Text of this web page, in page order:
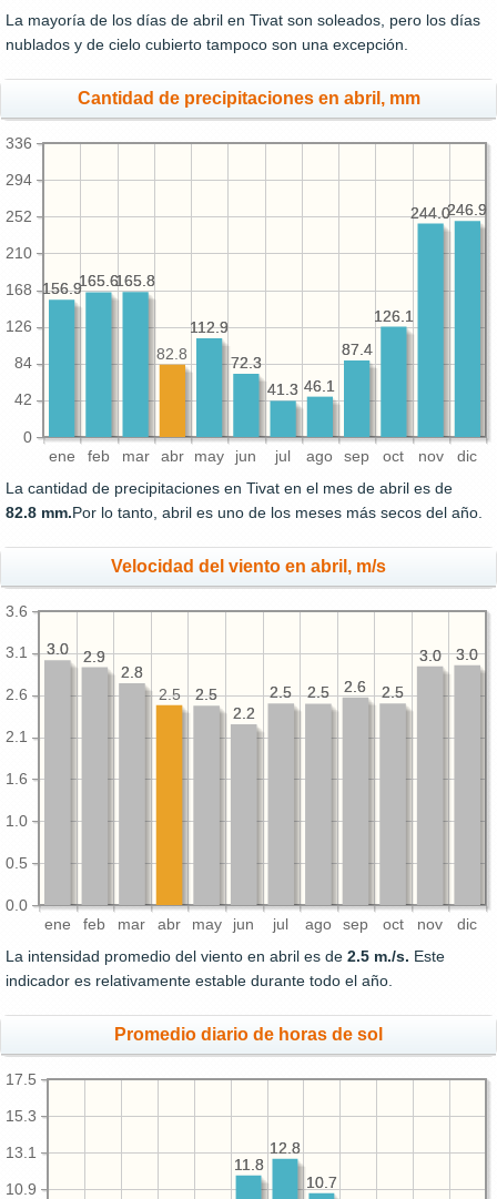
La mayoría de los días de abril en Tivat son soleados, pero los días
nublados y de cielo cubierto tampoco son una excepción.
Cantidad de precipitaciones en abril, mm
ene feb mar abr may jun jul ago sep oct nov dic
0
42
84
126
168
210
252
294
336
246.9
244.0
126.1
87.4
46.1
41.3
72.3
112.9
165.8
165.6
156.9
246.9
244.0
126.1
87.4
46.1
41.3
72.3
112.9
82.8
165.8
165.6
156.9
La cantidad de precipitaciones en Tivat en el mes de abril es de
82.8 mm.Por lo tanto, abril es uno de los meses más secos del año.
Velocidad del viento en abril, m/s
ene feb mar abr may jun jul ago sep oct nov dic
0.0
0.5
1.0
1.6
2.1
2.6
3.1
3.6
3.0
3.0
2.5
2.6
2.5
2.5
2.2
2.5
2.8
2.9
3.0 3.0
3.0
2.5
2.6
2.5
2.5
2.2
2.5
2.5
2.8
2.9
3.0
La intensidad promedio del viento en abril es de 2.5 m./s. Este
indicador es relativamente estable durante todo el año.
Promedio diario de horas de sol
10.9
13.1
15.3
17.5
10.7
12.8
11.8
10.7
12.8
11.8